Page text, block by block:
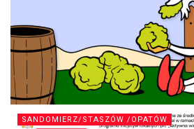
SANDOMIERZ/STASZÓW /OPATÓW